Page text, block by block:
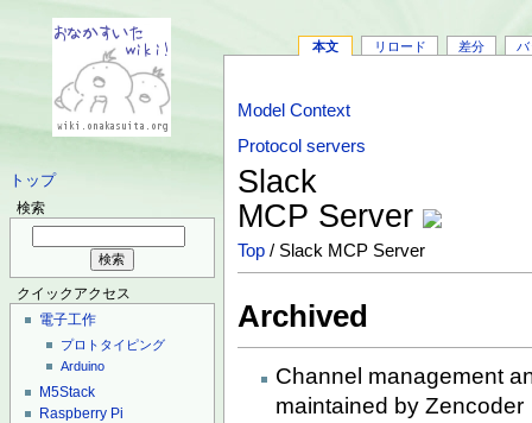
トップ
検索
クイックアクセス
電子工作
プロトタイピング
Arduino
M5Stack
Raspberry Pi
本文 リロード 差分 バ
Model Context
Protocol servers
Slack
MCP Server
Top / Slack MCP Server
Archived
Channel management
maintained by Zencoder